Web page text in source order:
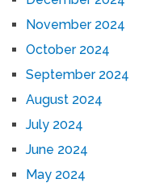
November 2024
October 2024
September 2024
August 2024
July 2024
June 2024
May 2024